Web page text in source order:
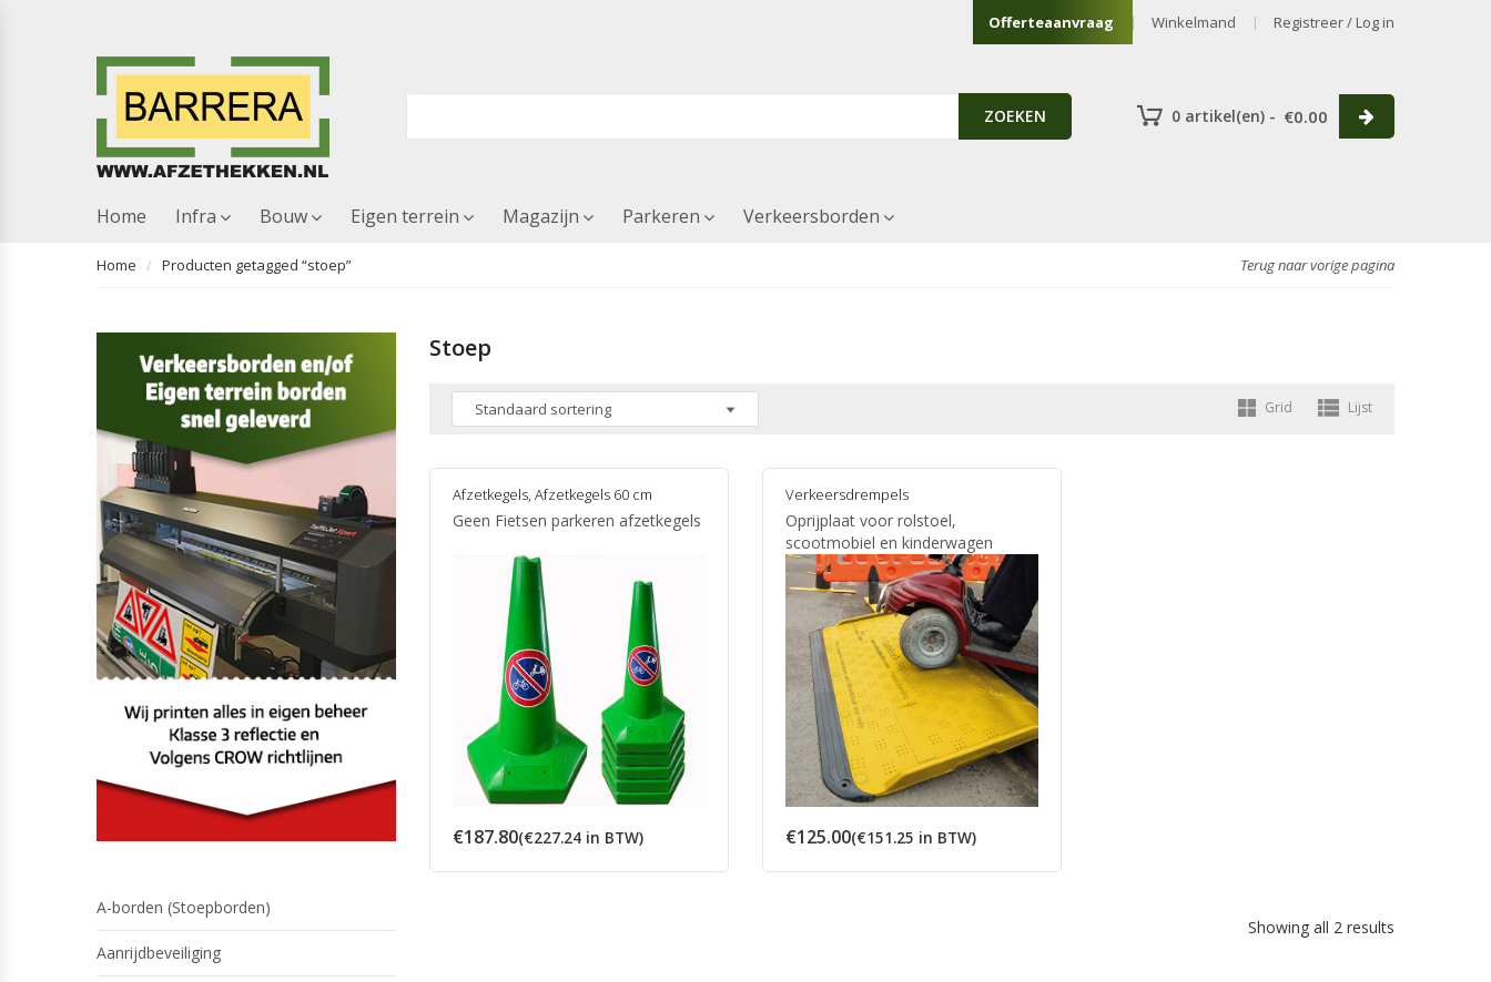
Offerteaanvraag Winkelmand Registreer / Log in
ZOEKEN 0 artikel(en) - €0.00
Home Infra Bouw Eigen terrein Magazijn Parkeren Verkeersborden
Home Producten getagged “stoep” Terug naar vorige pagina
Stoep
Grid Lijst
Afzetkegels, Afzetkegels 60 cm
Geen Fietsen parkeren afzetkegels
€187.80(€227.24 in BTW)
Verkeersdrempels
Oprijplaat voor rolstoel,
scootmobiel en kinderwagen
€125.00(€151.25 in BTW)
Showing all 2 results
A-borden (Stoepborden)
Aanrijdbeveiliging